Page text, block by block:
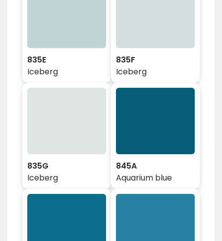
835E
Iceberg
835F
Iceberg
835G
Iceberg
845A
Aquarium blue